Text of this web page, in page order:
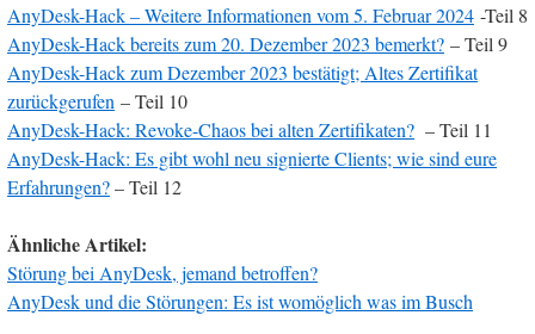
AnyDesk-Hack – Weitere Informationen vom 5. Februar 2024 -Teil 8
AnyDesk-Hack bereits zum 20. Dezember 2023 bemerkt? – Teil 9
AnyDesk-Hack zum Dezember 2023 bestätigt; Altes Zertifikat
zurückgerufen – Teil 10
AnyDesk-Hack: Revoke-Chaos bei alten Zertifikaten? – Teil 11
AnyDesk-Hack: Es gibt wohl neu signierte Clients; wie sind eure
Erfahrungen?– Teil 12
Ähnliche Artikel:
Störung bei AnyDesk, jemand betroffen?
AnyDesk und die Störungen: Es ist womöglich was im Busch